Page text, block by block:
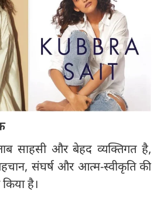
साहसी और बेहद व्यक्तिगत है,
संघर्ष और आत्म-स्वीकृति की
है।